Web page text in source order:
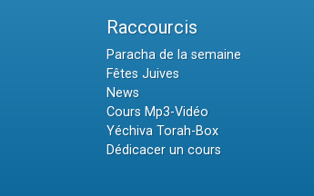
Raccourcis
Paracha de la semaine
Fêtes Juives
News
Cours Mp3-Vidéo
Yéchiva Torah-Box
Dédicacer un cours